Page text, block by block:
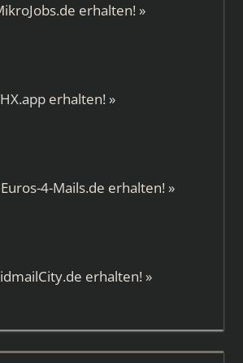
erhalten! »
erhalten! »
Euros-4-Mails.de erhalten! »
erhalten! »